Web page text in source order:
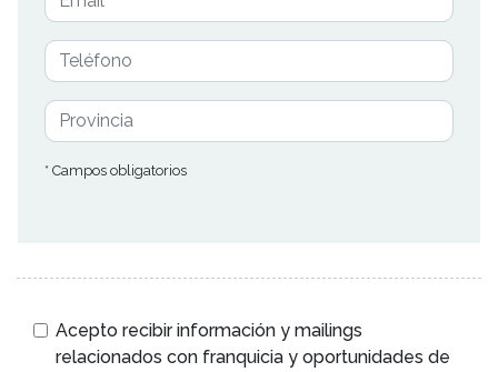
* Campos obligatorios
Acepto recibir información y mailings
relacionados con franquicia y oportunidades de